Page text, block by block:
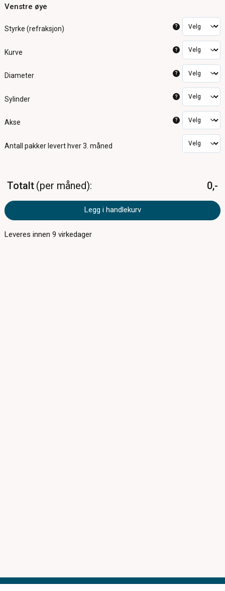
Venstre øye
Styrke (refraksjon) ?
Kurve ?
Diameter ?
Sylinder ?
Akse ?
Antall pakker levert hver 3. måned
Totalt per måned 0,-
Legg i handlekurv
Leveres innen9 virkedager